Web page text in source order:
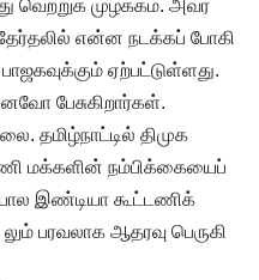
வெற்றுக் முழக்கம். அவர்
தேர்தலில் என்ன நடக்கப் போகி
ஏற்பட்டுள்ளது.
பேசுகிறார்கள்.
தமிழ்நாட்டில் திமுக
மக்களின் நம்பிக்கையைப்
இண்டியா கூட்டணிக்
பரவலாக ஆதரவு பெருகி